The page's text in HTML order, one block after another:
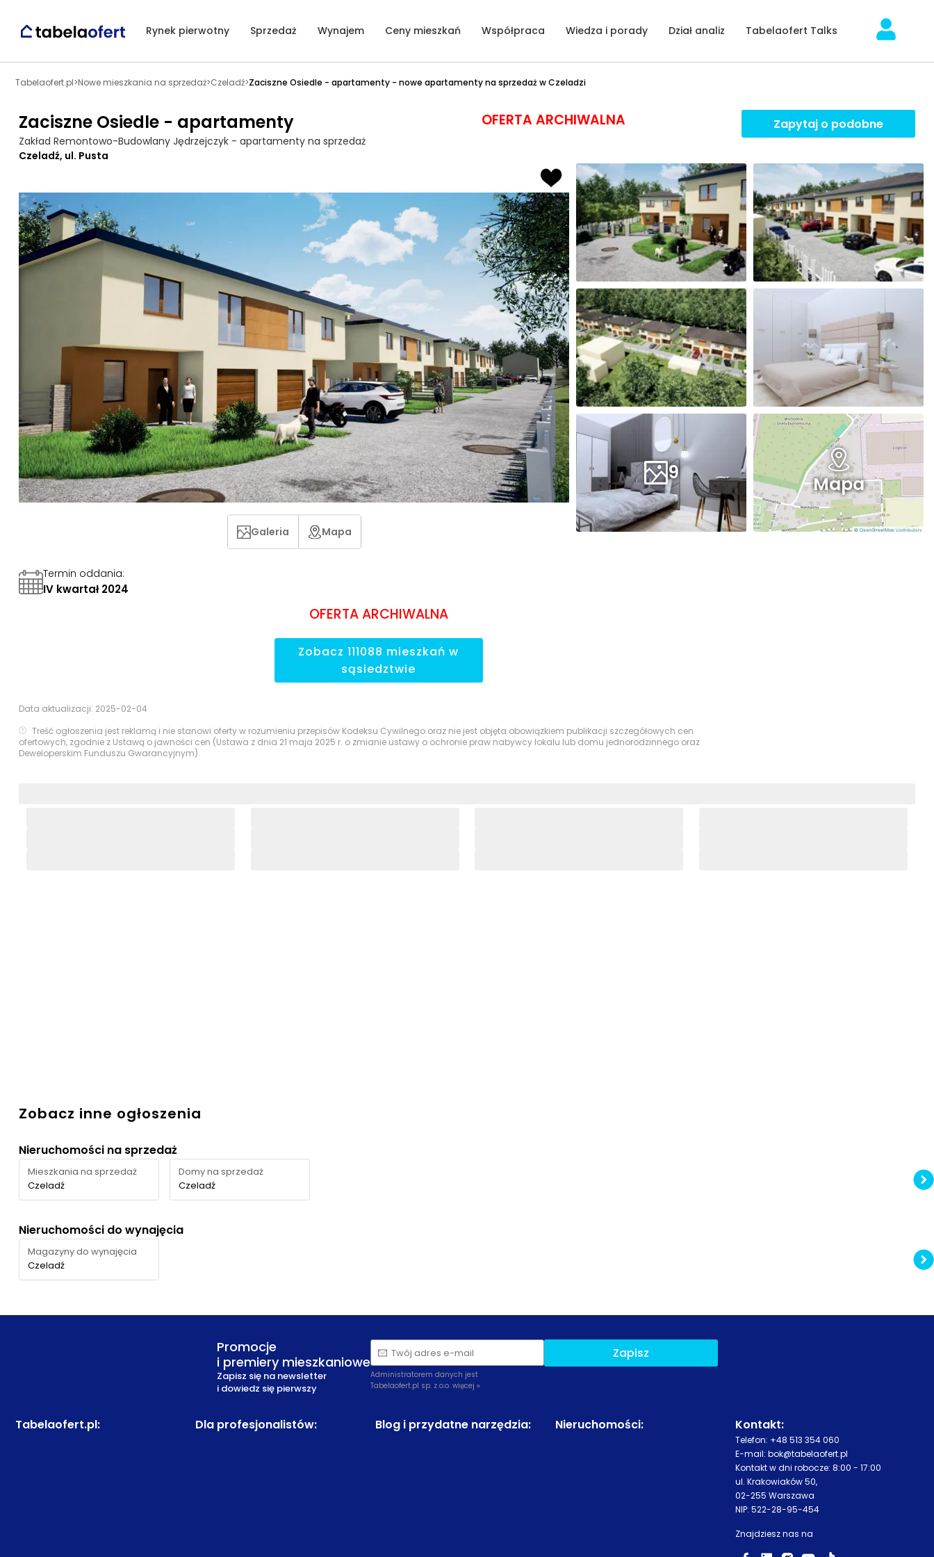
Rynek pierwotny Sprzedaż Wynajem Ceny mieszkań Współpraca Wiedza i porady Dział analiz Tabelaofert Talks
Tabelaofert.pl>Nowe mieszkania na sprzedaż>Czeladź>Zaciszne Osiedle - apartamenty - nowe apartamenty na sprzedaż w Czeladzi
Zaciszne Osiedle - apartamenty
Zakład Remontowo-Budowlany Jędrzejczyk - apartamenty na sprzedaż
OFERTA ARCHIWALNA Zapytaj o podobne
Czeladź, ul. Pusta
9 Mapa
Galeria Mapa
Termin oddania:
IV kwartał 2024
OFERTA ARCHIWALNA
Zobacz 111088 mieszkań w
sąsiedztwie
Data aktualizacji: 2025-02-04
Treść ogłoszenia jest reklamą i nie stanowi oferty w rozumieniu przepisów Kodeksu Cywilnego oraz nie jest objęta obowiązkiem publikacji szczegółowych cen
ofertowych, zgodnie z Ustawą o jawności cen (Ustawa z dnia 21 maja 2025 r. o zmianie ustawy o ochronie praw nabywcy lokalu lub domu jednorodzinnego oraz
Deweloperskim Funduszu Gwarancyjnym).
Zobacz inne ogłoszenia
Nieruchomości na sprzedaż
Mieszkania na sprzedaż
Czeladź
Domy na sprzedaż
Czeladź
Nieruchomości do wynajęcia
Magazyny do wynajęcia
Czeladź
Promocje
i premiery mieszkaniowe
Zapisz się na newsletter
i dowiedz się pierwszy
Twój adres e-mail
Administratorem danych jest
Tabelaofert.pl sp. z o.o. więcej »
Zapisz
Tabelaofert.pl: Dla profesjonalistów: Blog i przydatne narzędzia: Nieruchomości: Kontakt:
Telefon: +48 513 354 060
E-mail: bok@tabelaofert.pl
Kontakt w dni robocze: 8:00 - 17:00
ul. Krakowiaków 50,
02-255 Warszawa
NIP: 522-28-95-454
Znajdziesz nas na